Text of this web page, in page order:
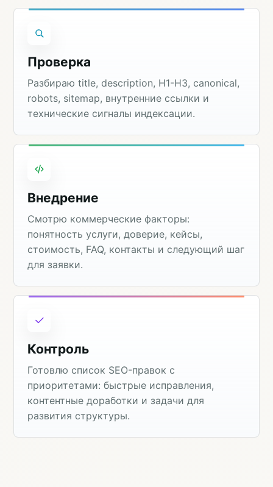
Проверка
Разбираю title, description, H1-H3, canonical,
robots, sitemap, внутренние ссылки и
технические сигналы индексации.
Внедрение
Смотрю коммерческие факторы:
понятность услуги, доверие, кейсы,
стоимость, FAQ, контакты и следующий шаг
для заявки.
Контроль
Готовлю список SEO-правок с
приоритетами: быстрые исправления,
контентные доработки и задачи для
развития структуры.